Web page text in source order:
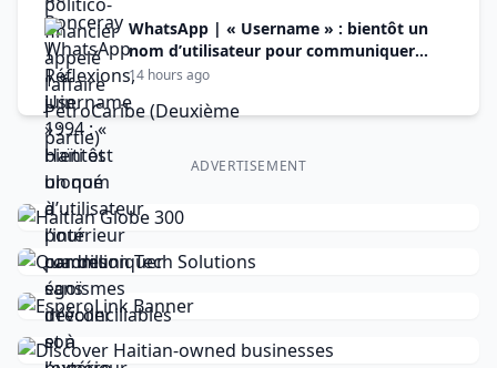
découvert »
WhatsApp | « Username » : bientôt un
nom d’utilisateur pour communiquer
sans dévoiler son numéro de téléphone
14 hours ago
ADVERTISEMENT